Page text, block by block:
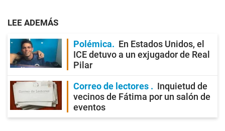
LEE ADEMÁS
Polémica
En Estados Unidos, el
ICE detuvo a un exjugador de Real
Pilar
Correo de lectores
Inquietud de
vecinos de Fátima por un salón de
eventos